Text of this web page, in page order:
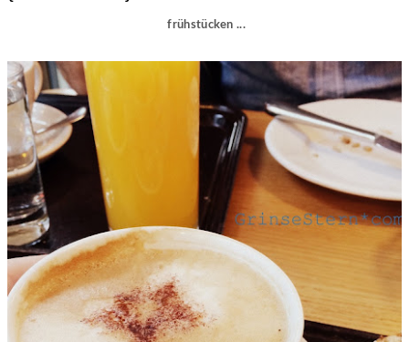
frühstücken ...